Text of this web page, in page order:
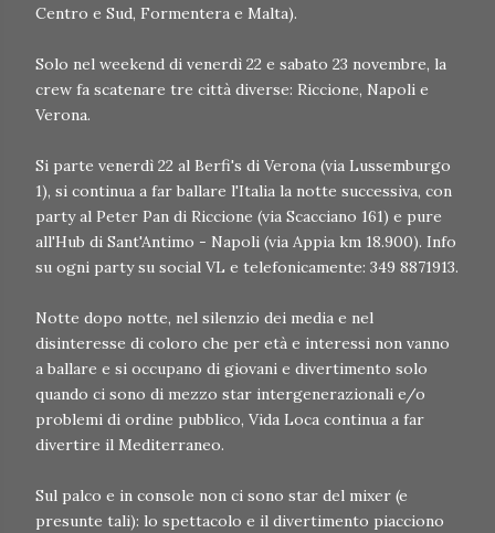
Centro e Sud, Formentera e Malta).
Solo nel weekend di venerdì 22 e sabato 23 novembre, la
crew fa scatenare tre città diverse: Riccione, Napoli e
Verona.
Si parte venerdì 22 al Berfi's di Verona (via Lussemburgo
1), si continua a far ballare l'Italia la notte successiva, con
party al Peter Pan di Riccione (via Scacciano 161) e pure
all'Hub di Sant'Antimo - Napoli (via Appia km 18.900). Info
su ogni party su social VL e telefonicamente: 349 8871913.
Notte dopo notte, nel silenzio dei media e nel
disinteresse di coloro che per età e interessi non vanno
a ballare e si occupano di giovani e divertimento solo
quando ci sono di mezzo star intergenerazionali e/o
problemi di ordine pubblico, Vida Loca continua a far
divertire il Mediterraneo.
Sul palco e in console non ci sono star del mixer (e
presunte tali): lo spettacolo e il divertimento piacciono